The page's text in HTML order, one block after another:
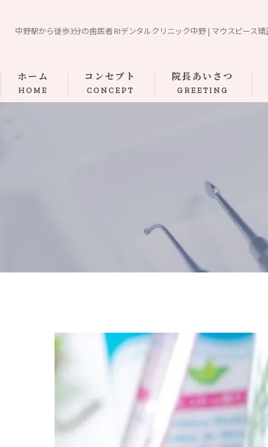
中野駅から徒歩3分の歯医者 RIデンタルクリニック中野 | マウスピース矯
ホーム
HOME
コンセプト
CONCEPT
院長あいさつ
GREETING